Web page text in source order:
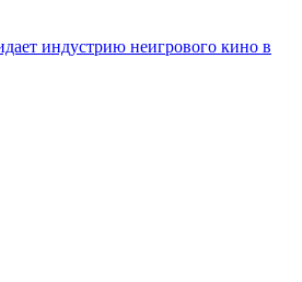
индустрию неигрового кино в